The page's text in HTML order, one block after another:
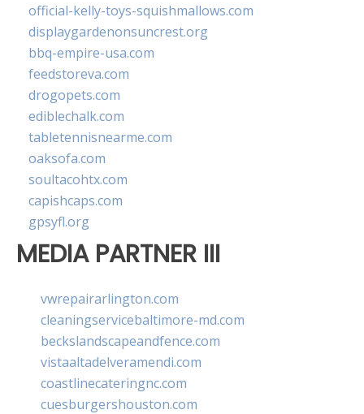
official-kelly-toys-squishmallows.com
displaygardenonsuncrest.org
bbq-empire-usa.com
feedstoreva.com
drogopets.com
ediblechalk.com
tabletennisnearme.com
oaksofa.com
soultacohtx.com
capishcaps.com
gpsyfl.org
MEDIA PARTNER III
vwrepairarlington.com
cleaningservicebaltimore-md.com
beckslandscapeandfence.com
vistaaltadelveramendi.com
coastlinecateringnc.com
cuesburgershouston.com